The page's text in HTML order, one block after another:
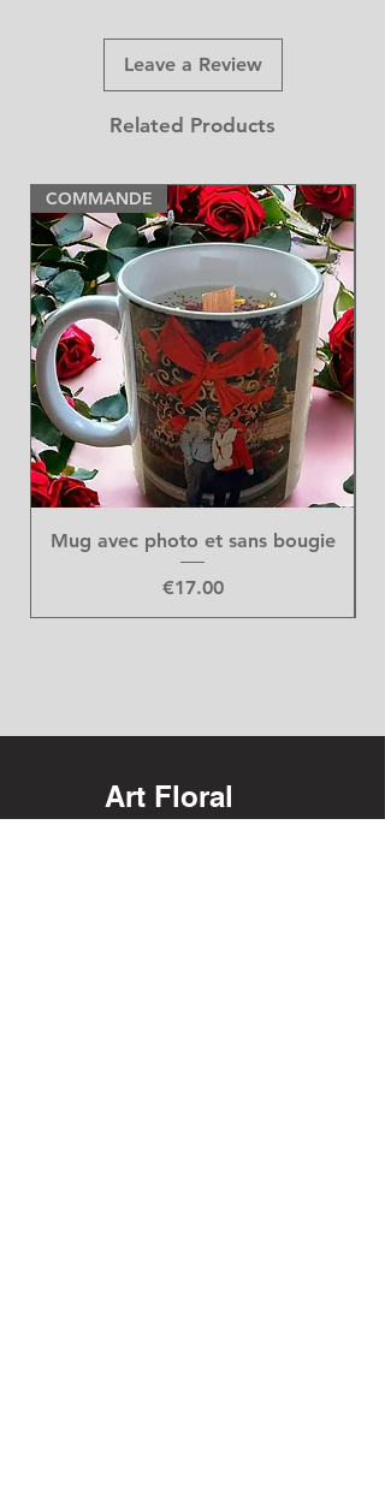
Leave a Review
Related Products
COMMANDE
Mug avec photo et sans bougie
Price
€17.00
Art Floral